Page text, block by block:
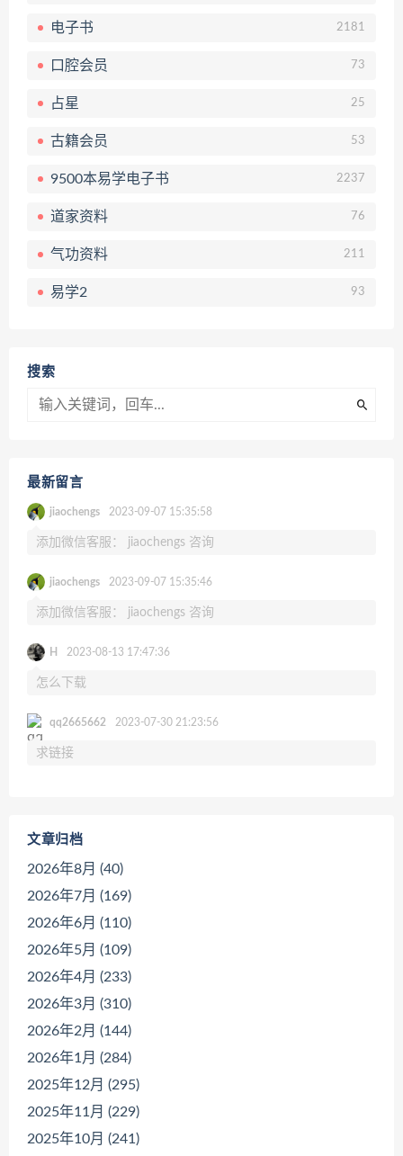
电子书 2181
口腔会员 73
占星 25
古籍会员 53
9500本易学电子书 2237
道家资料 76
气功资料 211
易学2 93
搜索
最新留言
jiaochengs 2023-09-07 15:35:58
添加微信客服： jiaochengs 咨询
jiaochengs 2023-09-07 15:35:46
添加微信客服： jiaochengs 咨询
H 2023-08-13 17:47:36
怎么下载
qq2665662 2023-07-30 21:23:56
求链接
文章归档
2026年8月 (40)
2026年7月 (169)
2026年6月 (110)
2026年5月 (109)
2026年4月 (233)
2026年3月 (310)
2026年2月 (144)
2026年1月 (284)
2025年12月 (295)
2025年11月 (229)
2025年10月 (241)